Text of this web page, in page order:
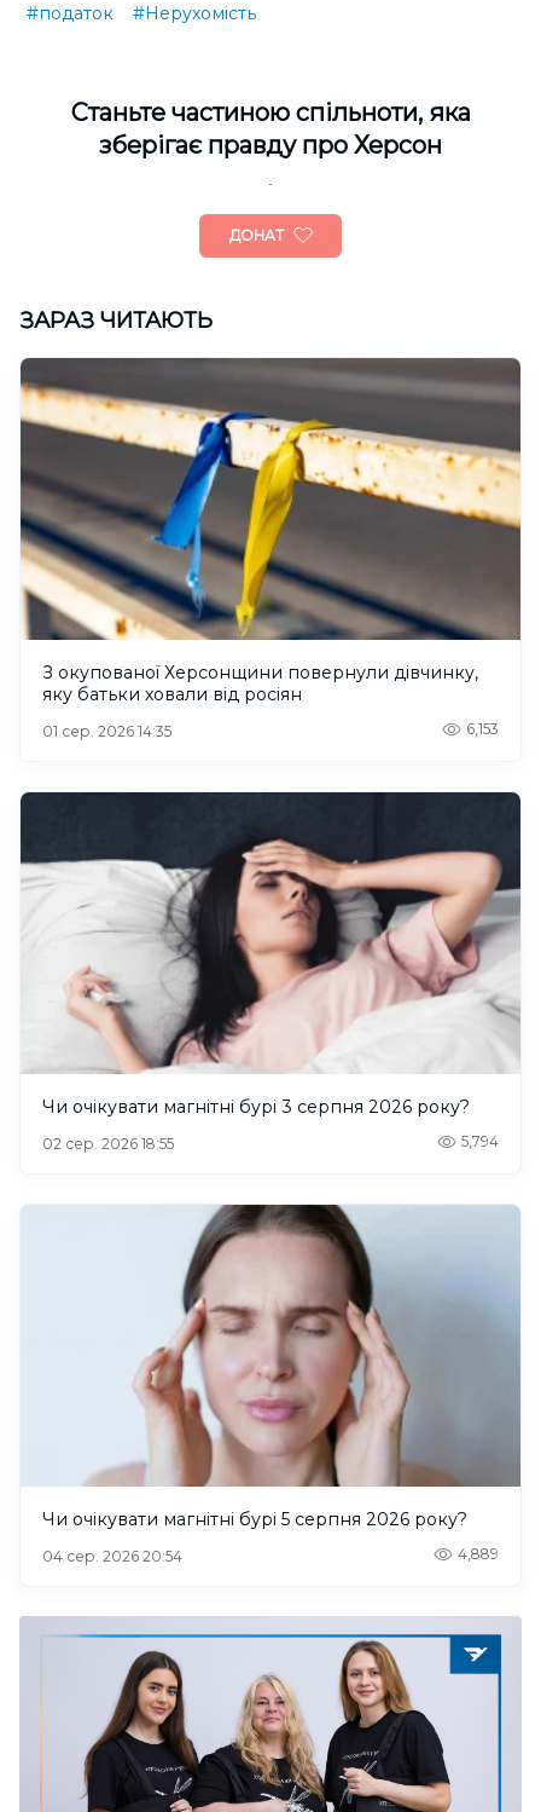
#податок
#Нерухомість
Cтаньте частиною спільноти, яка
зберігає правду про Херсон
ДОНАТ
ЗАРАЗ ЧИТАЮТЬ
З окупованої Херсонщини повернули дівчинку,
яку батьки ховали від росіян
01 сер. 2026 14:35 6,153
Чи очікувати магнітні бурі 3 серпня 2026 року?
02 сер. 2026 18:55 5,794
Чи очікувати магнітні бурі 5 серпня 2026 року?
04 сер. 2026 20:54 4,889